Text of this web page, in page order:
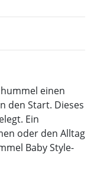
einen
den Start. Dieses
Ein
oder den Alltag
Baby Style-